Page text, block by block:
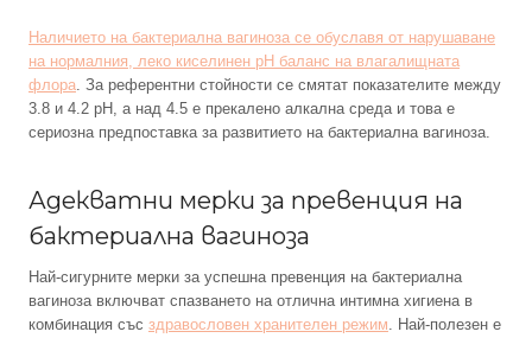
Наличието на бактериална вагиноза се обуславя от нарушаване
на нормалния, леко киселинен pH баланс на влагалищната
флора. За референтни стойности се смятат показателите между
3.8 и 4.2 pH, а над 4.5 е прекалено алкална среда и това е
сериозна предпоставка за развитието на бактериална вагиноза.
Адекватни мерки за превенция на
бактериална вагиноза
Най-сигурните мерки за успешна превенция на бактериална
вагиноза включват спазването на отлична интимна хигиена в
комбинация със здравословен хранителен режим. Най-полезен е